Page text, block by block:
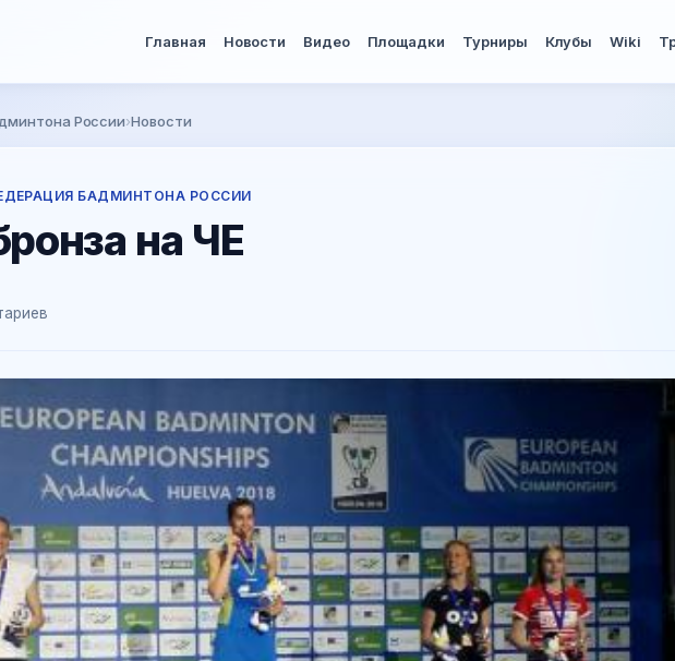
Главная Новости Видео Площадки Турниры Клубы Wiki
России›Новости
БАДМИНТОНА РОССИИ
на ЧЕ